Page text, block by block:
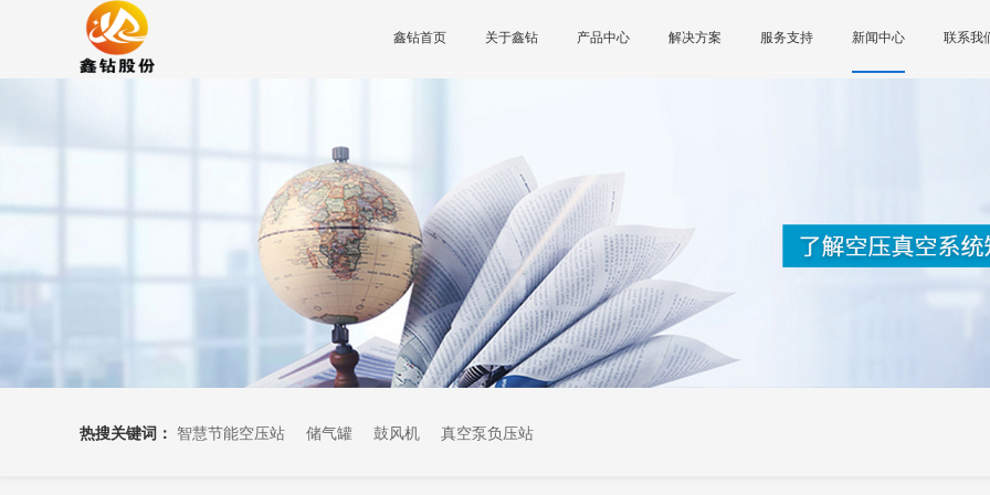
鑫钻首页 关于鑫钻 产品中心 解决方案 服务支持 新闻中心 联系我
热搜关键词： 智慧节能空压站 储气罐 鼓风机 真空泵负压站